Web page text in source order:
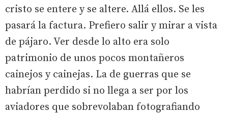
cristo se entere y se altere. Allá ellos. Se les
pasará la factura. Prefiero salir y mirar a vista
de pájaro. Ver desde lo alto era solo
patrimonio de unos pocos montañeros
cainejos y cainejas. La de guerras que se
habrían perdido si no llega a ser por los
aviadores que sobrevolaban fotografiando